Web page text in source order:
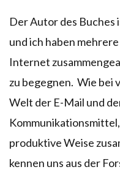
Der Autor des Buches
und ich haben
Internet
zu begegnen. Wie bei
Welt der E-Mail und
produktive Weise
kennen uns aus der